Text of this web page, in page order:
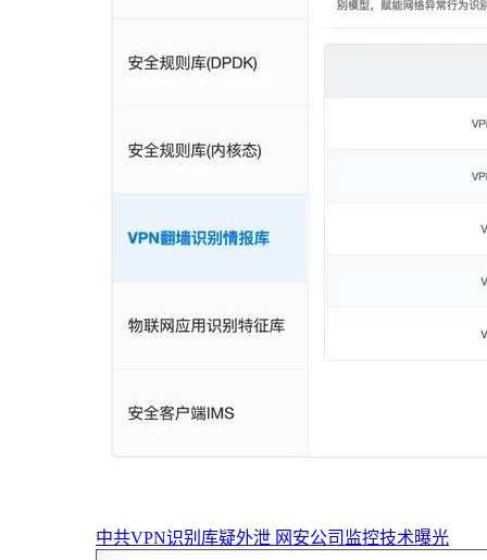
中共VPN识别库疑外泄 网安公司监控技术曝光